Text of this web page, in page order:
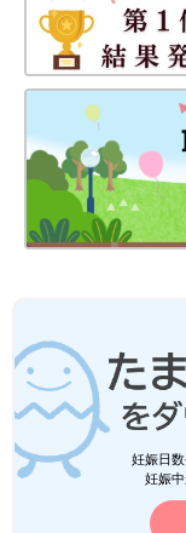
妊娠日
妊娠